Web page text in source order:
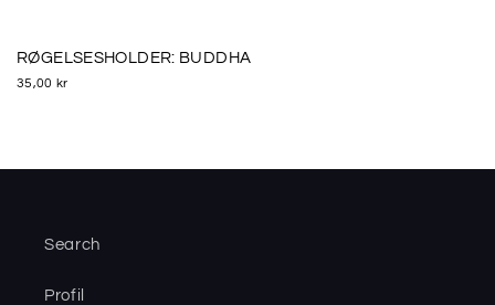
RØGELSESHOLDER: BUDDHA
35,00 kr
Search
Profil